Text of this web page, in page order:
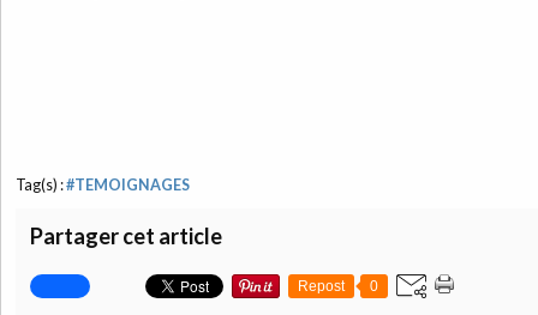
Tag(s) :#TEMOIGNAGES
Partager cet article
Repost 0